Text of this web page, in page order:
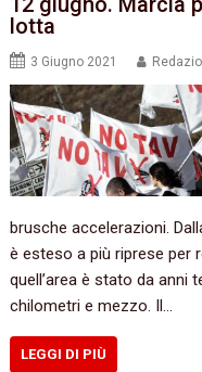
lotta
3 Giugno 2021
brusche accelerazioni.
è esteso a più riprese per
quell’area è stato da anni
chilometri e mezzo. Il…
LEGGI DI PIÙ